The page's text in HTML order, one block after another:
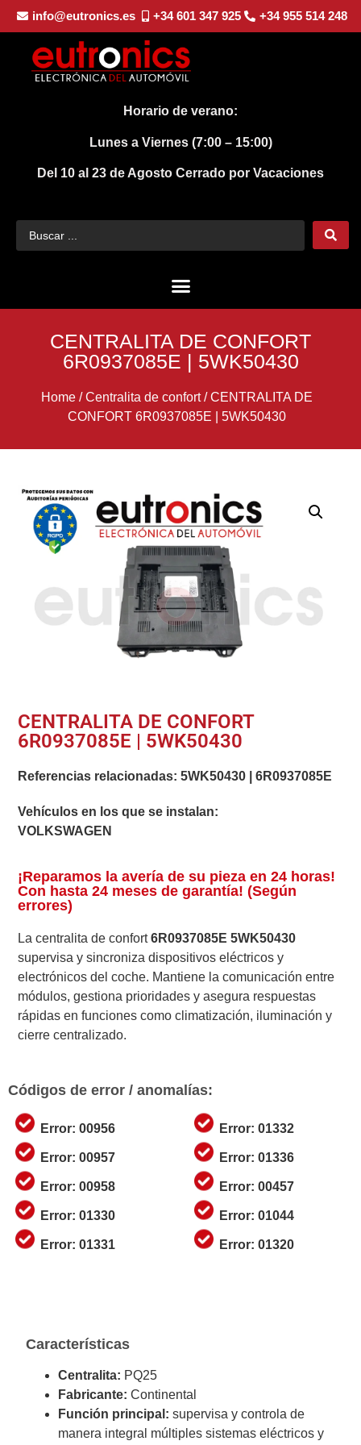
info@eutronics.es +34 601 347 925 +34 955 514 248
Horario de verano:
Lunes a Viernes (7:00 – 15:00)
Del 10 al 23 de Agosto Cerrado por Vacaciones
CENTRALITA DE CONFORT
6R0937085E | 5WK50430
Home /Centralita de confort/CENTRALITA DE
CONFORT 6R0937085E | 5WK50430
CENTRALITA DE CONFORT
6R0937085E | 5WK50430
Referencias relacionadas:5WK50430 |6R0937085E
Vehículos en los que se instalan:
VOLKSWAGEN
¡Reparamos la avería de su pieza en 24 horas!
Con hasta 24 meses de garantía! (Según
errores)
La centralita de confort6R0937085E 5WK50430
supervisa y sincroniza dispositivos eléctricos y
electrónicos del coche. Mantiene la comunicación entre
módulos, gestiona prioridades y asegura respuestas
rápidas en funciones como climatización, iluminación y
cierre centralizado.
Códigos de error / anomalías:
Error: 00956
Error: 00957
Error: 00958
Error: 01330
Error: 01331
Error: 01332
Error: 01336
Error: 00457
Error: 01044
Error: 01320
Características
Centralita: PQ25
Fabricante:Continental
Función principal: supervisa y controla de
manera integral múltiples sistemas eléctricos y